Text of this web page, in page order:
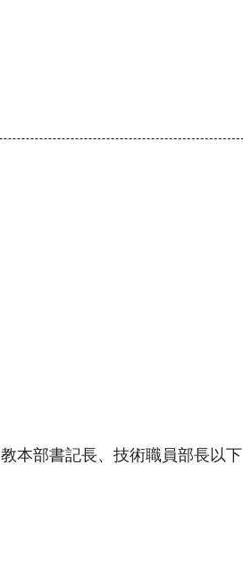
本部書記長、技術職員部長以下